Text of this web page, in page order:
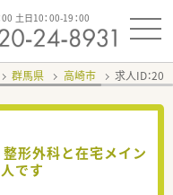
00 土日10：00-19：00
群馬県 高崎市 求人ID：
形外科と在宅メイン
です